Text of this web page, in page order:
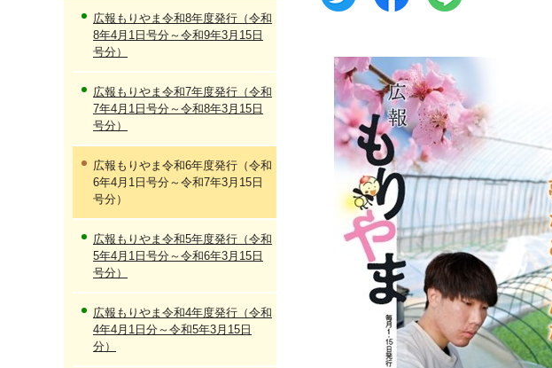
広報もりやま令和8年度発行（令和
8年4月1日号分～令和9年3月15日
号分）
広報もりやま令和7年度発行（令和
7年4月1日号分～令和8年3月15日
号分）
広報もりやま令和6年度発行（令和
6年4月1日号分～令和7年3月15日
号分）
広報もりやま令和5年度発行（令和
5年4月1日号分～令和6年3月15日
号分）
広報もりやま令和4年度発行（令和
4年4月1日分～令和5年3月15日
分）